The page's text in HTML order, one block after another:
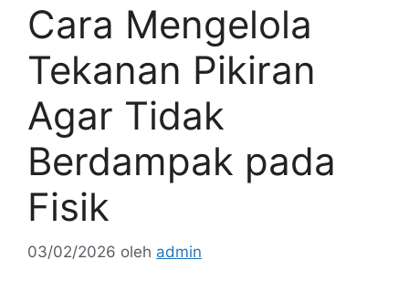
Cara Mengelola
Tekanan Pikiran
Agar Tidak
Berdampak pada
Fisik
03/02/2026 oleh admin